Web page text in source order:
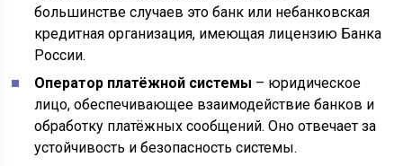
большинстве случаев это банк или небанковская
кредитная организация, имеющая лицензию Банка
России.
Оператор платёжной системы – юридическое
лицо, обеспечивающее взаимодействие банков и
обработку платёжных сообщений. Оно отвечает за
устойчивость и безопасность системы.